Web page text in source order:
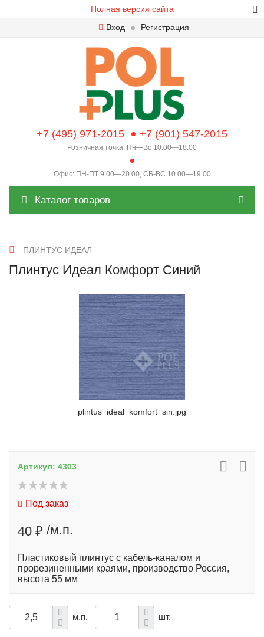
Полная версия сайта
Вход
Регистрация
+7 (495) 971-2015 +7 (901) 547-2015
Розничная точка: Пн—Вс 10:00—18:00
Офис: ПН-ПТ 9.00—20.00, СБ-ВС 10.00—19.00
Каталог товаров
ПЛИНТУС ИДЕАЛ
Плинтус Идеал Комфорт Синий
plintus_ideal_komfort_sin.jpg
Артикул: 4303
Под заказ
40 ₽ /м.п.
Пластиковый плинтус с кабель-каналом и
прорезиненными краями, производство Россия,
высота 55 мм
м.п. шт.